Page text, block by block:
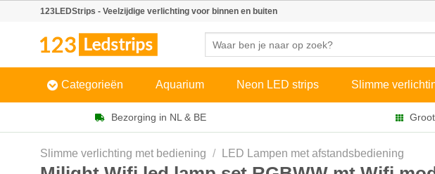
123LEDStrips - Veelzijdige verlichting voor binnen en buiten
Categorieën Aquarium Neon LED strips Slimme
Bezorging in NL & BE
Slimme verlichting met bediening / LED Lampen met afstandsbediening